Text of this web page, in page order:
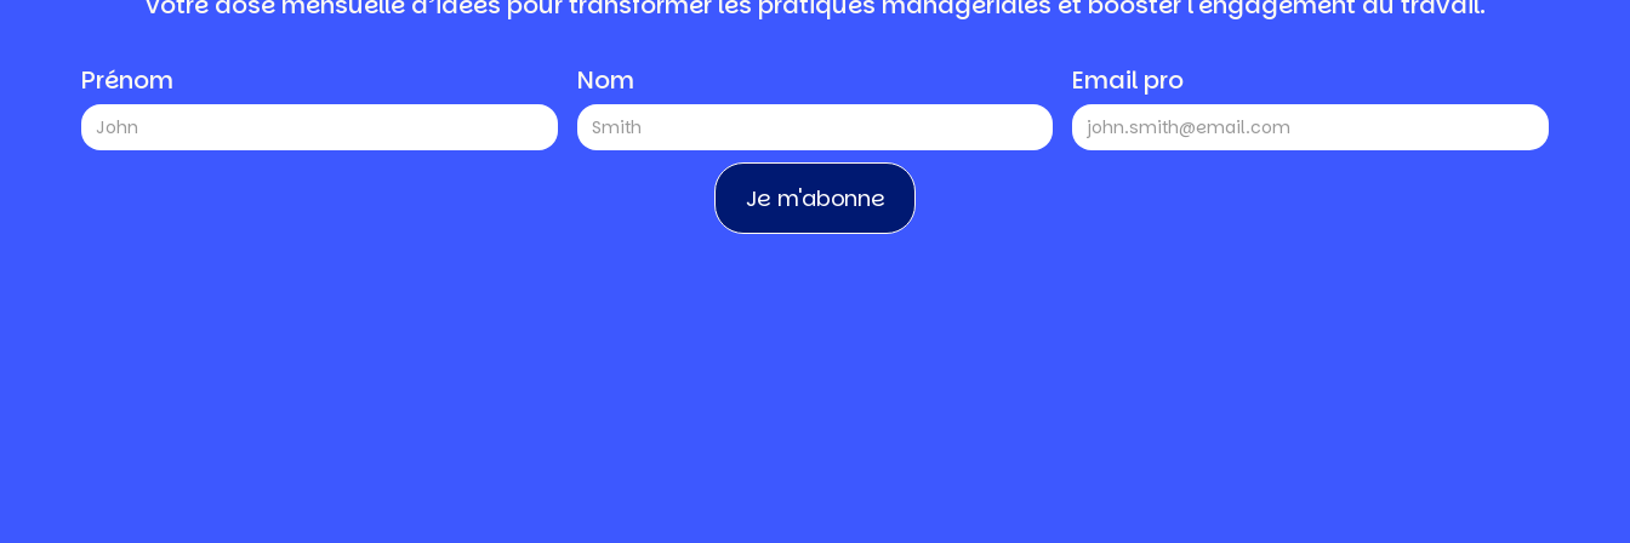
Prénom Nom Email pro